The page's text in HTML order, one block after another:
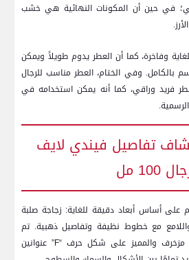
في حين أن المكونات النهائية هي خشب
وفاخرة، كما أن العطر يدوم طويلاً ويمكن
بالكامل. وفي الختام، العطر مناسب للرجال
فريد وراقي، كما أنه يمكن استخدامه في
تفاصيل فيندي لايف
مل
على أساس أبعاد دقيقة للغاية: زجاجة صلبة
مع خطوط نظيفة وتفاصيل ذهبية. تم
تشكيل غطاء مربع مزخرف والمميز على شكل حرف “F” عنوانين